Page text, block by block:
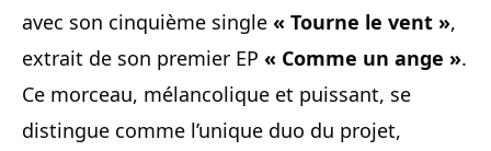
avec son cinquième single « Tourne le vent »,
extrait de son premier EP « Comme un ange ».
Ce morceau, mélancolique et puissant, se
distingue comme l’unique duo du projet,